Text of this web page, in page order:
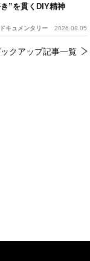
”を貫くDIY精神
キュメンタリー 2026.08.05
ックアップ記事一覧